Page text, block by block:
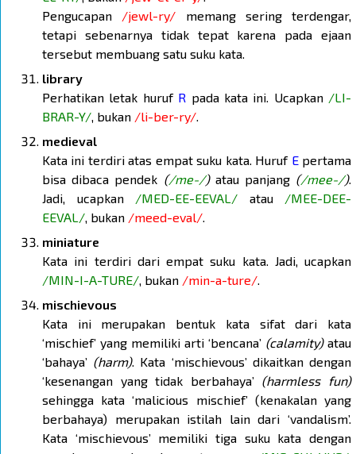
Pengucapan /jewl-ry/ memang sering terdengar,
tetapi sebenarnya tidak tepat karena pada ejaan
tersebut membuang satu suku kata.
library
Perhatikan letak huruf R pada kata ini. Ucapkan /LI-
BRAR-Y/, bukan /li-ber-ry/.
medieval
Kata ini terdiri atas empat suku kata. Huruf Epertama
bisa dibaca pendek (/me-/)atau panjang (/mee-/).
Jadi, ucapkan /MED-EE-EEVAL/ atau /MEE-DEE-
EEVAL/, bukan /meed-eval/.
miniature
Kata ini terdiri dari empat suku kata. Jadi, ucapkan
/MIN-I-A-TURE/, bukan /min-a-ture/.
mischievous
Kata ini merupakan bentuk kata sifat dari kata
‘mischief’ yang memiliki arti ‘bencana’ (calamity)atau
‘bahaya’ (harm). Kata ‘mischievous’ dikaitkan dengan
‘kesenangan yang tidak berbahaya’ (harmless fun)
sehingga kata ‘malicious mischief’ (kenakalan yang
berbahaya) merupakan istilah lain dari ‘vandalism’.
Kata ‘mischievous’ memiliki tiga suku kata dengan